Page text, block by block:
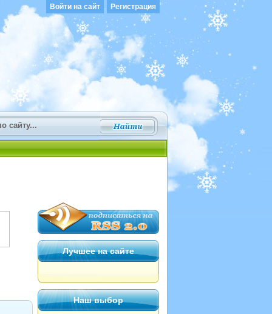
Войти на сайт Регистрация
Лучшее на сайте
Наш выбор